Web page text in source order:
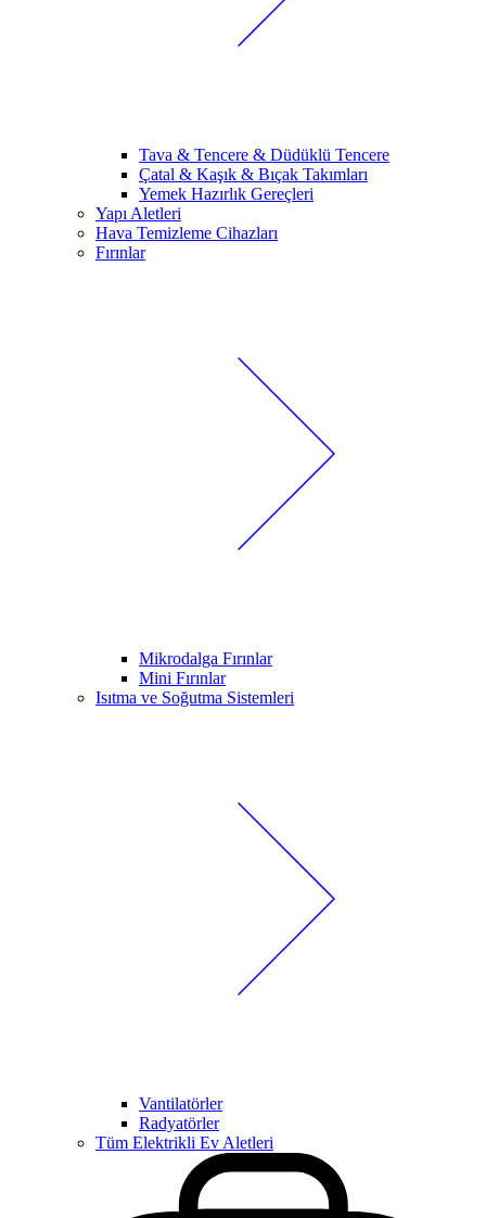
Tava & Tencere & Düdüklü Tencere
Çatal & Kaşık & Bıçak Takımları
Yemek Hazırlık Gereçleri
Yapı Aletleri
Hava Temizleme Cihazları
Fırınlar
Mikrodalga Fırınlar
Mini Fırınlar
Isıtma ve Soğutma Sistemleri
Vantilatörler
Radyatörler
Tüm Elektrikli Ev Aletleri